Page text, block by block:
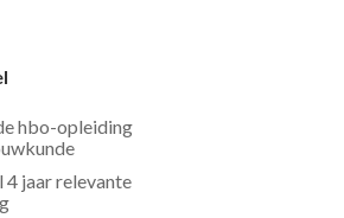
hbo-opleiding
4 jaar relevante